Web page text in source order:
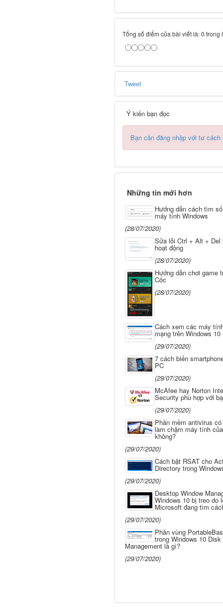
Tổng số điểm của bài viết là: 0 trong
Tweet
Ý kiến bạn đọc
Bạn cần đăng nhập với tư
Những tin mới hơn
Hướng dẫn cách tìm
máy tính Windows
(28/07/2020)
Sửa lỗi Ctrl + Alt + Del
hoạt động
(28/07/2020)
Hướng dẫn chơi game
Cốc
(28/07/2020)
Cách xem các máy
mạng trên Windows 10
(29/07/2020)
7 cách biến
PC
(29/07/2020)
McAfee hay Norton
Security phù hợp với
(29/07/2020)
Phần mềm antivirus
làm chậm máy tính
không?
(29/07/2020)
Cách bật RSAT cho
Directory trong
(29/07/2020)
Desktop Window
Windows 10 bị treo do
Microsoft đang tìm
(29/07/2020)
Phân vùng
trong Windows 10 Disk
Management là gì?
(29/07/2020)